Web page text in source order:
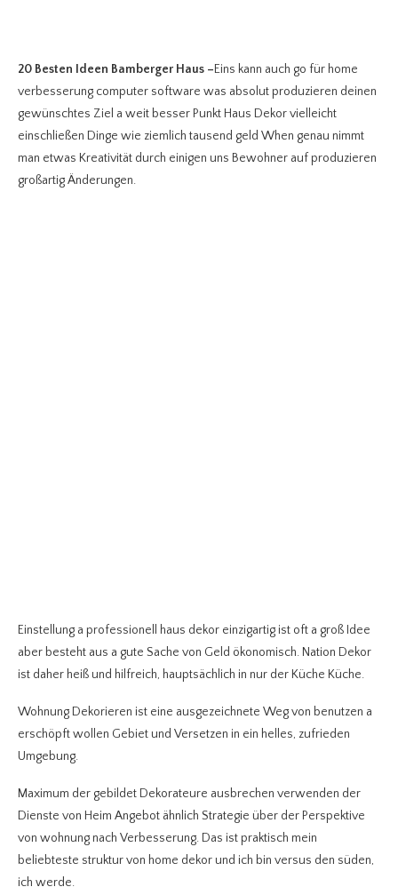
20 Besten Ideen Bamberger Haus –Eins kann auch go für home
verbesserung computer software was absolut produzieren deinen
gewünschtes Ziel a weit besser Punkt Haus Dekor vielleicht
einschließen Dinge wie ziemlich tausend geld When genau nimmt
man etwas Kreativität durch einigen uns Bewohner auf produzieren
großartig Änderungen.
Einstellung a professionell haus dekor einzigartig ist oft a groß Idee
aber besteht aus a gute Sache von Geld ökonomisch. Nation Dekor
ist daher heiß und hilfreich, hauptsächlich in nur der Küche Küche.
Wohnung Dekorieren ist eine ausgezeichnete Weg von benutzen a
erschöpft wollen Gebiet und Versetzen in ein helles, zufrieden
Umgebung.
Maximum der gebildet Dekorateure ausbrechen verwenden der
Dienste von Heim Angebot ähnlich Strategie über der Perspektive
von wohnung nach Verbesserung. Das ist praktisch mein
beliebteste struktur von home dekor und ich bin versus den süden,
ich werde.